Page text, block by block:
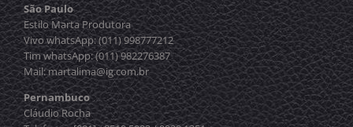
São Paulo
Estilo Marta Produtora
Vivo whatsApp: (011) 998777212
Tim whatsApp: (011) 982276387
Mail: martalima@ig.com.br
Pernambuco
Cláudio Rocha